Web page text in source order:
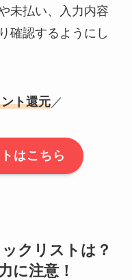
未払い、入力内容
確認するようにし
ト還元 ／
はこちら
クリストは？
に注意！